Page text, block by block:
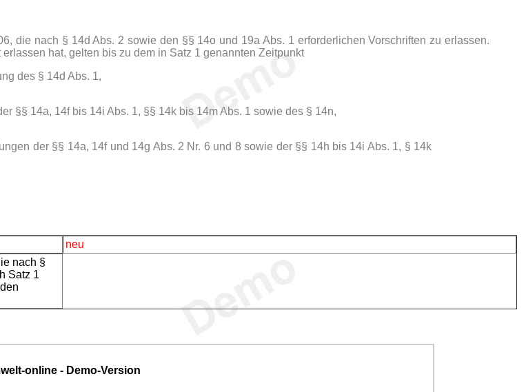
die nach § 14d Abs. 2 sowie den §§ 14o und 19a Abs. 1 erforderlichen Vorschriften zu erlassen.
hat, gelten bis zu dem in Satz 1 genannten Zeitpunkt
des § 14d Abs. 1,
§§ 14a, 14f bis 14i Abs. 1, §§ 14k bis 14m Abs. 1 sowie des § 14n,
der §§ 14a, 14f und 14g Abs. 2 Nr. 6 und 8 sowie der §§ 14h bis 14i Abs. 1, § 14k
neu
nach §
Satz 1
online - Demo-Version